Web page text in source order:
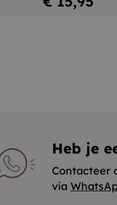
Heb je
Contacteer
via